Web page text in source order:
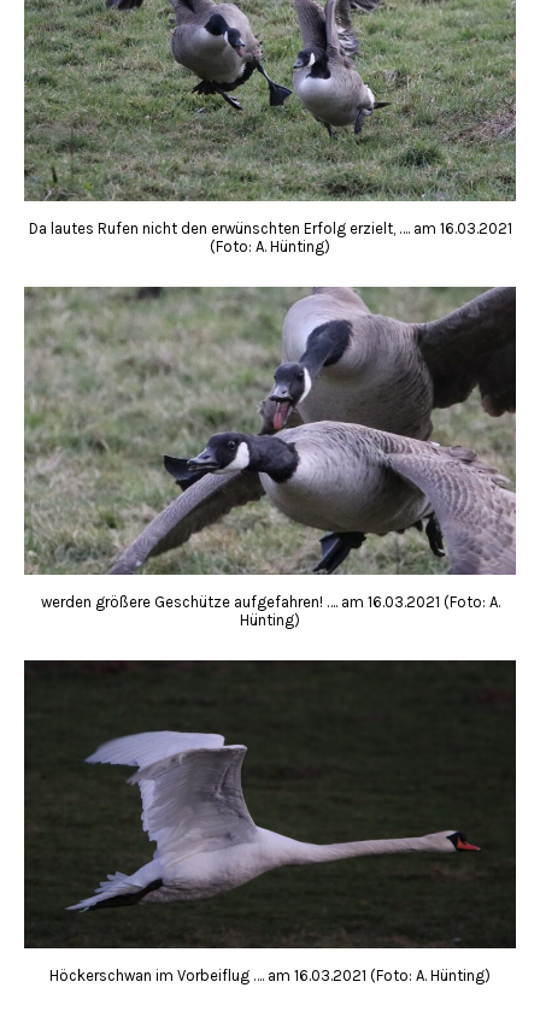
Da lautes Rufen nicht den erwünschten Erfolg erzielt, …. am 16.03.2021
(Foto: A. Hünting)
werden größere Geschütze aufgefahren! …. am 16.03.2021 (Foto: A.
Hünting)
Höckerschwan im Vorbeiflug …. am 16.03.2021 (Foto: A. Hünting)